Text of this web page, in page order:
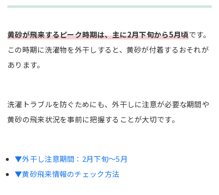
黄砂が飛来するピーク時期は、主に2月下旬から5月頃です。
この時期に洗濯物を外干しすると、黄砂が付着するおそれが
あります。
洗濯トラブルを防ぐためにも、外干しに注意が必要な期間や
黄砂の飛来状況を事前に把握することが大切です。
▼外干し注意期間：2月下旬〜5月
▼黄砂飛来情報のチェック方法